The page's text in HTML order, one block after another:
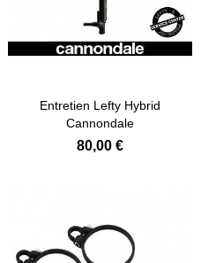
Entretien Lefty Hybrid
Cannondale
80,00 €